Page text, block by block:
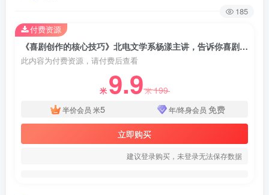
185
《喜剧创作的核心技巧》北电文学系杨漾主讲，告诉你喜剧创作的技巧！
此内容为付费资源，请付费后查看
米 9.9米199
半价会员 米5 年/终身会员 免费
立即购买
建议登录购买，未登录无法保存数据
付费资源